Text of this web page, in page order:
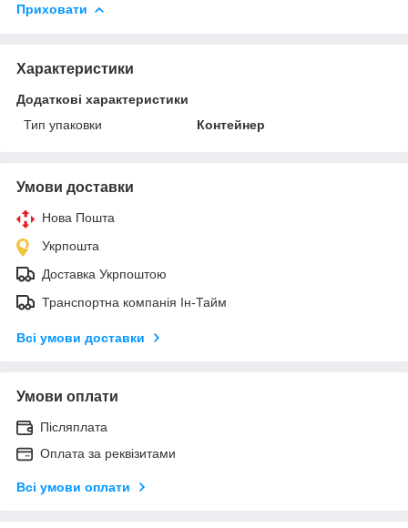
Приховати
Характеристики
Додаткові характеристики
Тип упаковки
Контейнер
Умови доставки
Нова Пошта
Укрпошта
Доставка Укрпоштою
Транспортна компанія Ін-Тайм
Всі умови доставки
Умови оплати
Післяплата
Оплата за реквізитами
Всі умови оплати